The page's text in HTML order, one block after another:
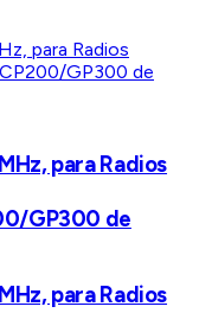
para Radios
GP300 de
para Radios